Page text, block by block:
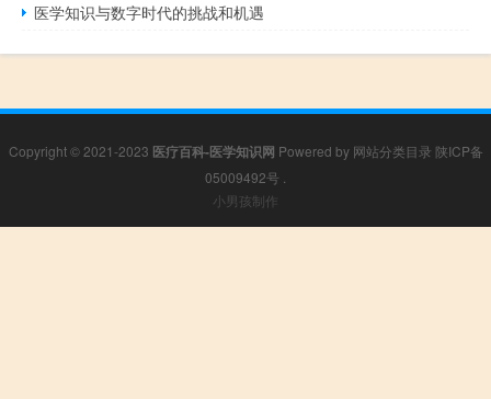
医学知识与数字时代的挑战和机遇
Copyright © 2021-2023 医疗百科-医学知识网 Powered by 网站分类目录 陕ICP备
05009492号
小男孩制作